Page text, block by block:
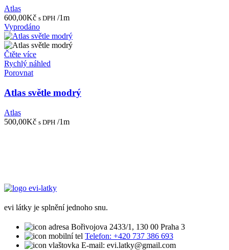
Atlas
600,00Kč s DPH /1m
Vyprodáno
Čtěte více
Rychlý náhled
Porovnat
Atlas světle modrý
Atlas
500,00Kč s DPH /1m
evi látky je splnění jednoho snu.
Bořivojova 2433/1, 130 00 Praha 3
Telefon: +420 737 386 693
E-mail: evi.latky@gmail.com